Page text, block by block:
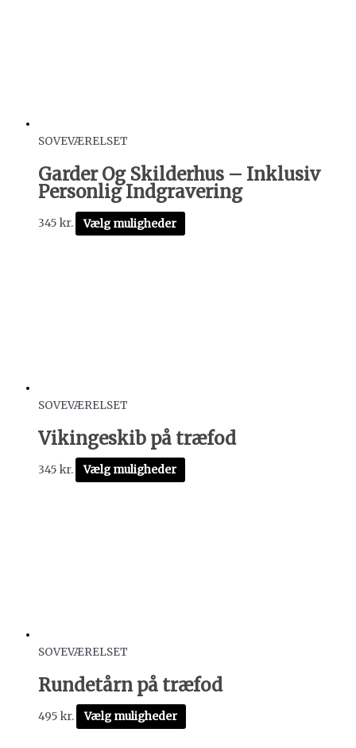
SOVEVÆRELSET
Garder Og Skilderhus – Inklusiv
Personlig Indgravering
345 kr. Vælg muligheder
SOVEVÆRELSET
Vikingeskib på træfod
345 kr. Vælg muligheder
SOVEVÆRELSET
Rundetårn på træfod
495 kr. Vælg muligheder